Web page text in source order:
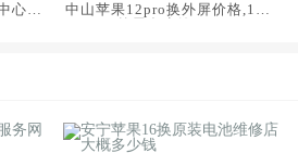
心,
中山苹果12pro换外屏价格,12